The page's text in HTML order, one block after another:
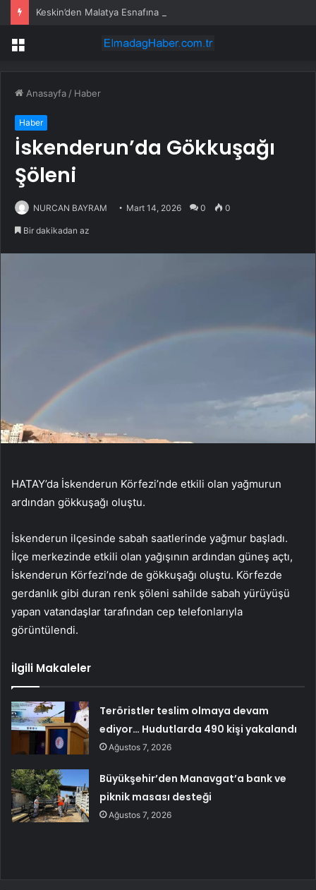
Keskin’den Malatya Esnafına Destek Çağrısı
Menü
Anasayfa / Haber
Haber
İskenderun’da Gökkuşağı
Şöleni
NURCAN BAYRAM Mart 14, 2026 0 0
Bir dakikadan az
HATAY’da İskenderun Körfezi’nde etkili olan yağmurun
ardından gökkuşağı oluştu.
İskenderun ilçesinde sabah saatlerinde yağmur başladı.
İlçe merkezinde etkili olan yağışının ardından güneş açtı,
İskenderun Körfezi’nde de gökkuşağı oluştu. Körfezde
gerdanlık gibi duran renk şöleni sahilde sabah yürüyüşü
yapan vatandaşlar tarafından cep telefonlarıyla
görüntülendi.
İlgili Makaleler
Teröristler teslim olmaya devam
ediyor… Hudutlarda 490 kişi yakalandı
Ağustos 7, 2026
Büyükşehir’den Manavgat’a bank ve
piknik masası desteği
Ağustos 7, 2026